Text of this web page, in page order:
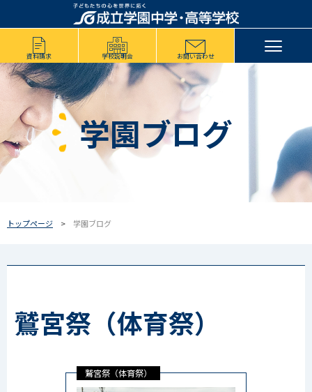
資料請求 学校説明会 お問い合わせ
学園ブログ
トップページ 学園ブログ
鷲宮祭（体育祭）
鷲宮祭（体育祭）